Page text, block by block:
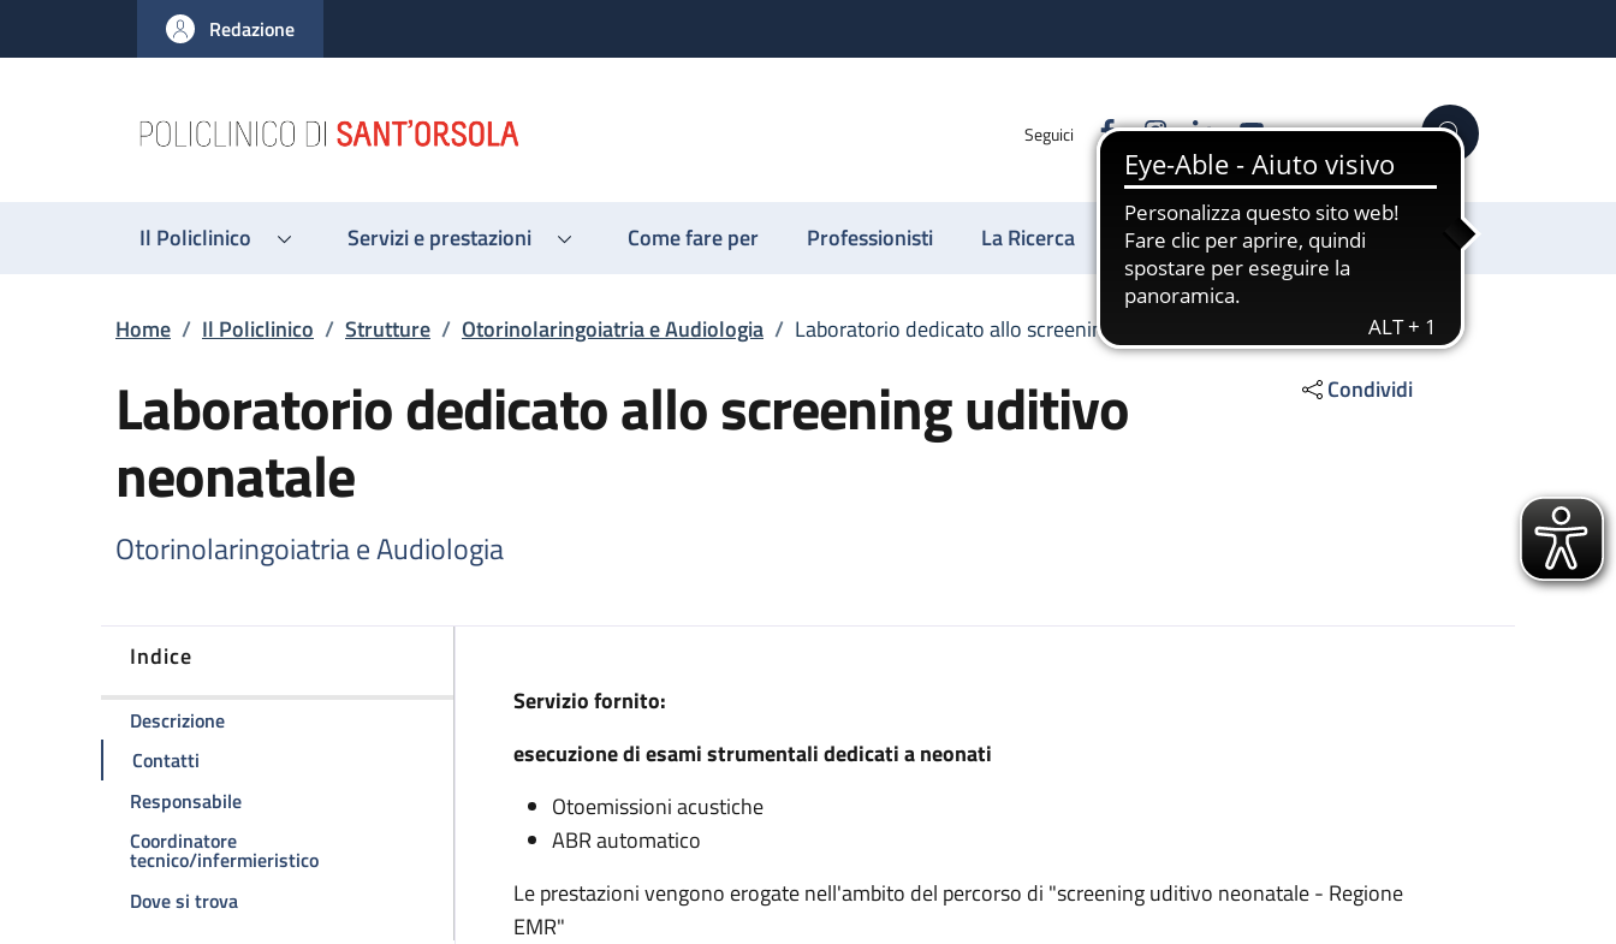
al contenuto principale
to footer content
Redazione
Seguici FacebookInstagram
LinkedinYouTube Cerca
Il Policlinico Servizi e prestazioni Come fare per Professionisti La Ricerca Sostienici
Briciole di pane
Home / Il Policlinico / Strutture / Otorinolaringoiatria e Audiologia / Laboratorio dedicato allo screening uditivo neonatale
Laboratorio dedicato allo screening uditivo
neonatale
Otorinolaringoiatria e Audiologia
Condividi
Indice
Descrizionedella pagina Laboratorio dedicato allo screening uditivo neonatale
Contatti della pagina Laboratorio dedicato allo screening uditivo neonatale
Responsabiledella pagina Laboratorio dedicato allo screening uditivo neonatale
Coordinatore
tecnico/infermieristicodella pagina Laboratorio dedicato allo screening uditivo neonatale
Dove si trovadella pagina Laboratorio dedicato allo screening uditivo neonatale
Descrizione
Servizio fornito:
esecuzione di esami strumentali dedicati a neonati
Otoemissioni acustiche
ABR automatico
Le prestazioni vengono erogate nell'ambito del percorso di "screening uditivo neonatale - Regione
EMR"